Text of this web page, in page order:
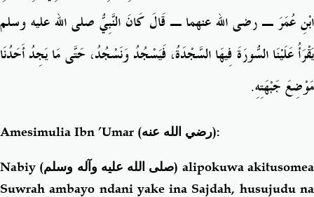
ابْنِ عُمَرَ ـ رضى الله عنهما ـ قَالَ كَانَ النَّبِيُّ صلى الله عليه وسلم
يَقْرَأُ عَلَيْنَا السُّورَةَ فِيهَا السَّجْدَةُ، فَيَسْجُدُ وَنَسْجُدُ، حَتَّى مَا يَجِدُ أَحَدُنَا
مَوْضِعَ جَبْهَتِهِ‏.‏
Amesimulia Ibn ’Umar (رضي الله عنه):
Nabiy (صلى الله عليه وآله وسلم) alipokuwa akitusomea
Suwrah ambayo ndani yake ina Sajdah, husujudu na